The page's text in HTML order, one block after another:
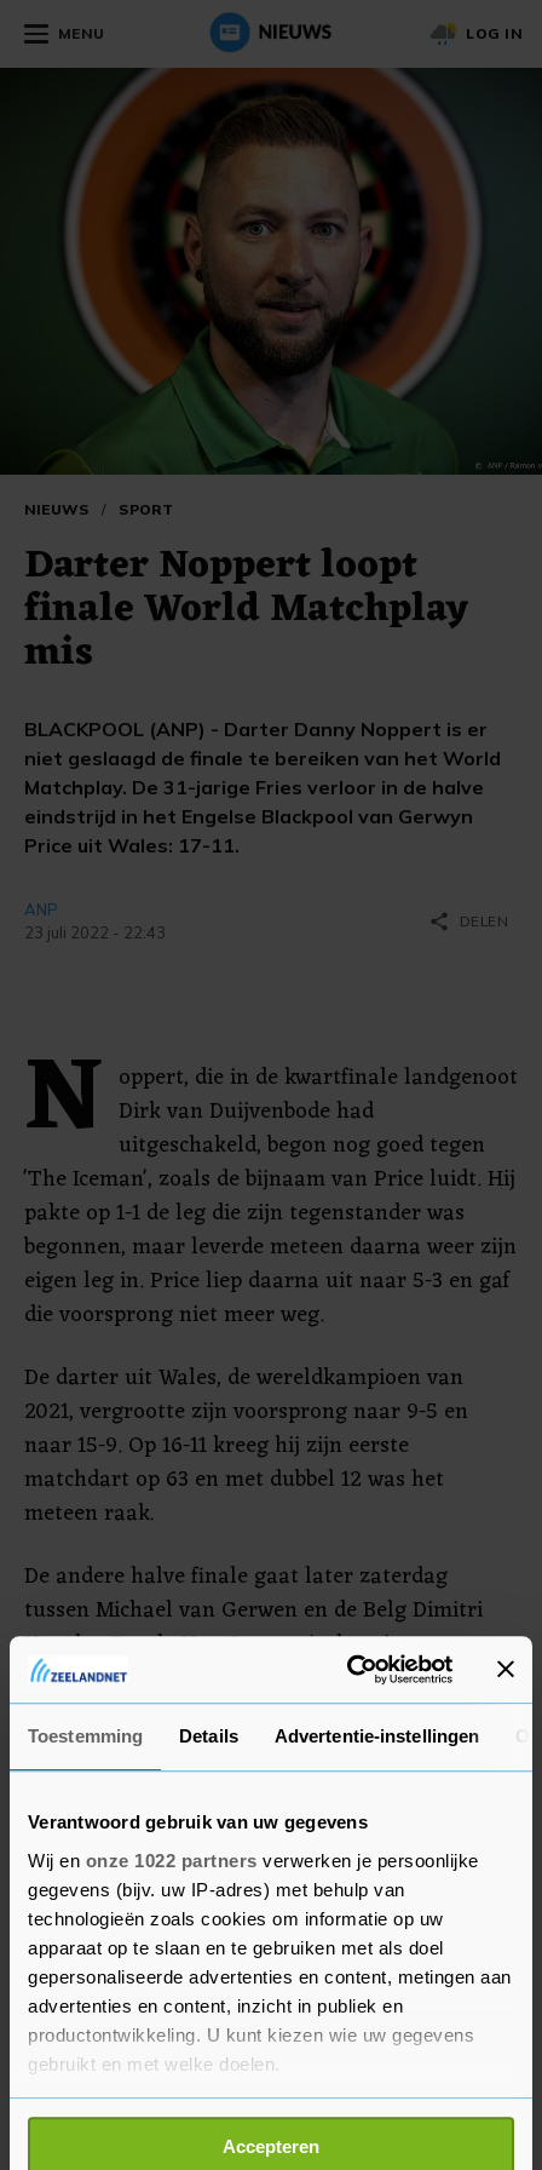
Toestemming Details Advertentie-instellingen
Verantwoord gebruik van uw gegevens
Wij en onze 1022 partners verwerken je persoonlijke
gegevens (bijv. uw IP-adres) met behulp van
technologieën zoals cookies om informatie op uw
apparaat op te slaan en te gebruiken met als doel
gepersonaliseerde advertenties en content, metingen aan
advertenties en content, inzicht in publiek en
productontwikkeling. U kunt kiezen wie uw gegevens
gebruikt en met welke doelen.
Als u het toestaat, willen we ook graag:
Informatie verzamelen over uw geografische
Accepteren
MENU LOG IN
NIEUWS / SPORT
Darter Noppert loopt
finale World Matchplay
mis
BLACKPOOL (ANP) - Darter Danny Noppert is er
niet geslaagd de finale te bereiken van het World
Matchplay. De 31-jarige Fries verloor in de halve
eindstrijd in het Engelse Blackpool van Gerwyn
Price uit Wales: 17-11.
ANP
23 juli 2022 - 22:43
share DELEN
N oppert, die in de kwartfinale landgenoot
Dirk van Duijvenbode had
uitgeschakeld, begon nog goed tegen
'The Iceman', zoals de bijnaam van Price luidt. Hij
pakte op 1-1 de leg die zijn tegenstander was
begonnen, maar leverde meteen daarna weer zijn
eigen leg in. Price liep daarna uit naar 5-3 en gaf
die voorsprong niet meer weg.
De darter uit Wales, de wereldkampioen van
2021, vergrootte zijn voorsprong naar 9-5 en
naar 15-9. Op 16-11 kreeg hij zijn eerste
matchdart op 63 en met dubbel 12 was het
meteen raak.
De andere halve finale gaat later zaterdag
tussen Michael van Gerwen en de Belg Dimitri
Van den Bergh. Van Gerwen is de enige
Nederlandse darter die het World Matchplay wist
te winnen. Hij deed dat in 2015 en in 2016.